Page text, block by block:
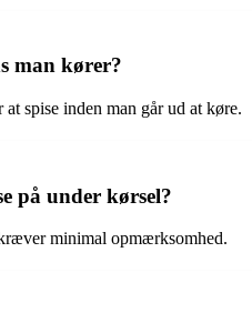
man kører?
spise inden man går ud at køre.
på under kørsel?
minimal opmærksomhed.